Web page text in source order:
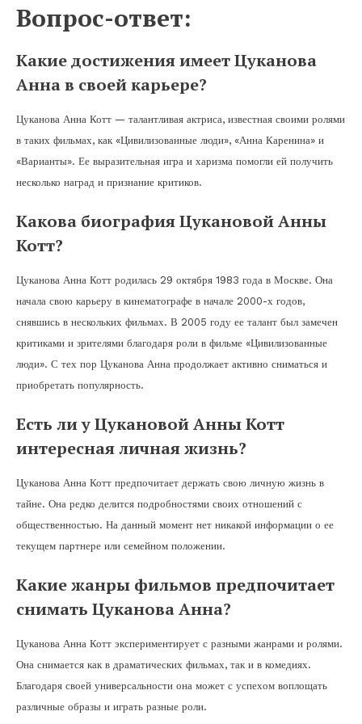
Вопрос-ответ:
Какие достижения имеет Цуканова
Анна в своей карьере?
Цуканова Анна Котт — талантливая актриса, известная своими ролями
в таких фильмах, как «Цивилизованные люди», «Анна Каренина» и
«Варианты». Ее выразительная игра и харизма помогли ей получить
несколько наград и признание критиков.
Какова биография Цукановой Анны
Котт?
Цуканова Анна Котт родилась 29 октября 1983 года в Москве. Она
начала свою карьеру в кинематографе в начале 2000-х годов,
снявшись в нескольких фильмах. В 2005 году ее талант был замечен
критиками и зрителями благодаря роли в фильме «Цивилизованные
люди». С тех пор Цуканова Анна продолжает активно сниматься и
приобретать популярность.
Есть ли у Цукановой Анны Котт
интересная личная жизнь?
Цуканова Анна Котт предпочитает держать свою личную жизнь в
тайне. Она редко делится подробностями своих отношений с
общественностью. На данный момент нет никакой информации о ее
текущем партнере или семейном положении.
Какие жанры фильмов предпочитает
снимать Цуканова Анна?
Цуканова Анна Котт экспериментирует с разными жанрами и ролями.
Она снимается как в драматических фильмах, так и в комедиях.
Благодаря своей универсальности она может с успехом воплощать
различные образы и играть разные роли.